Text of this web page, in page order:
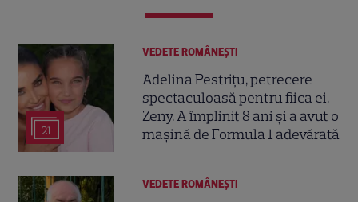
21
VEDETE ROMÂNEŞTI
Adelina Pestrițu, petrecere
spectaculoasă pentru fiica ei,
Zeny. A împlinit 8 ani și a avut o
mașină de Formula 1 adevărată
VEDETE ROMÂNEŞTI